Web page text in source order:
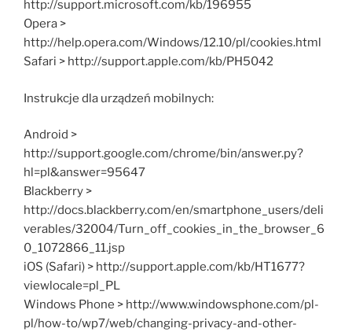
http://support.microsoft.com/kb/196955
Opera >
http://help.opera.com/Windows/12.10/pl/cookies.html
Safari > http://support.apple.com/kb/PH5042
Instrukcje dla urządzeń mobilnych:
Android >
http://support.google.com/chrome/bin/answer.py?
hl=pl&answer=95647
Blackberry >
http://docs.blackberry.com/en/smartphone_users/deli
verables/32004/Turn_off_cookies_in_the_browser_6
0_1072866_11.jsp
iOS (Safari) > http://support.apple.com/kb/HT1677?
viewlocale=pl_PL
Windows Phone > http://www.windowsphone.com/pl-
pl/how-to/wp7/web/changing-privacy-and-other-